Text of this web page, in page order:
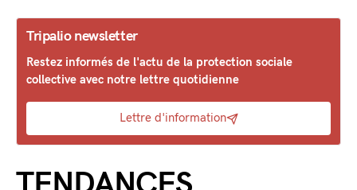
Tripalio newsletter
Restez informés de l'actu de la protection sociale
collective avec notre lettre quotidienne
Lettre d'information